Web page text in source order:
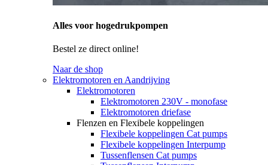
Alles voor hogedrukpompen
Bestel ze direct online!
Naar de shop
Elektromotoren en Aandrijving
Elektromotoren
Elektromotoren 230V - monofase
Elektromotoren driefase
Flenzen en Flexibele koppelingen
Flexibele koppelingen Cat pumps
Flexibele koppelingen Interpump
Tussenflensen Cat pumps